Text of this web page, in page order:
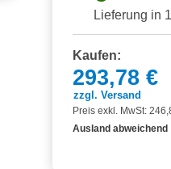
Lieferung in
Kaufen:
293,78 €
zzgl. Versand
Preis exkl. MwSt:
Ausland abweichend